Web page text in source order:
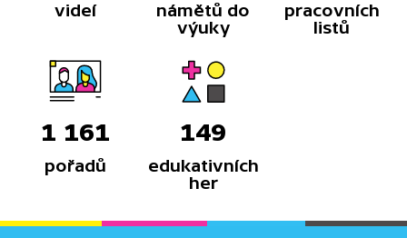
videí
námětů do
výuky
pracovních
listů
1 161
pořadů
149
edukativních
her